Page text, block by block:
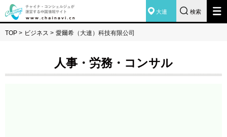
大連 検索
TOP > ビジネス > 愛爾希（大連）科技有限公司
人事・労務・コンサル